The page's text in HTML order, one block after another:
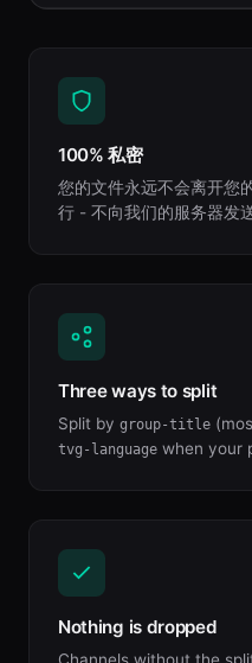
100% 私密
您的文件永远不会离开您
行 - 不向我们的服务器发
Three ways to split
Split by group-title
tvg-language when your
Nothing is dropped